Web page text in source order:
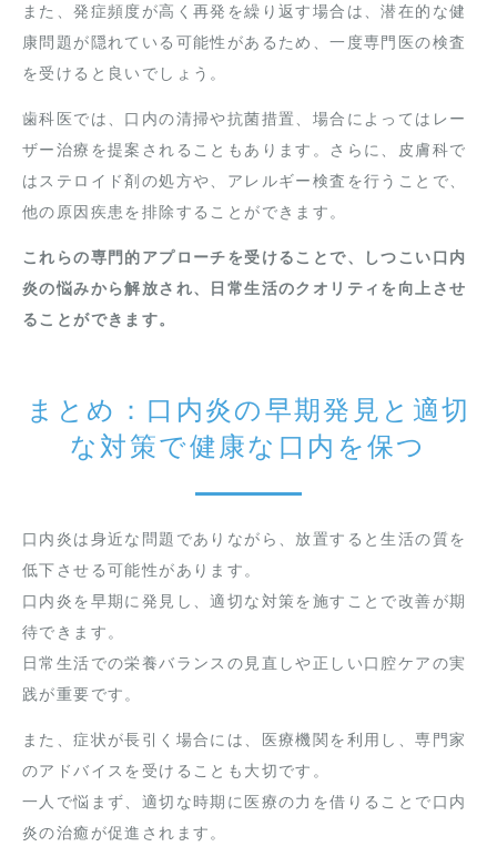
また、発症頻度が高く再発を繰り返す場合は、潜在的な健
康問題が隠れている可能性があるため、一度専門医の検査
を受けると良いでしょう。
歯科医では、口内の清掃や抗菌措置、場合によってはレー
ザー治療を提案されることもあります。さらに、皮膚科で
はステロイド剤の処方や、アレルギー検査を行うことで、
他の原因疾患を排除することができます。
これらの専門的アプローチを受けることで、しつこい口内
炎の悩みから解放され、日常生活のクオリティを向上させ
ることができます。
まとめ：口内炎の早期発見と適切
な対策で健康な口内を保つ
口内炎は身近な問題でありながら、放置すると生活の質を
低下させる可能性があります。
口内炎を早期に発見し、適切な対策を施すことで改善が期
待できます。
日常生活での栄養バランスの見直しや正しい口腔ケアの実
践が重要です。
また、症状が長引く場合には、医療機関を利用し、専門家
のアドバイスを受けることも大切です。
一人で悩まず、適切な時期に医療の力を借りることで口内
炎の治癒が促進されます。